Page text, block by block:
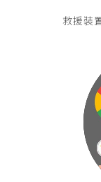
救援裝